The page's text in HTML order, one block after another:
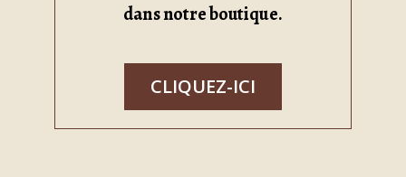
dans notre boutique.
CLIQUEZ-ICI